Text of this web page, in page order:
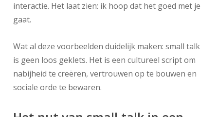
interactie. Het laat zien: ik hoop dat het goed met je
gaat.
Wat al deze voorbeelden duidelijk maken: small talk
is geen loos geklets. Het is een cultureel script om
nabijheid te creëren, vertrouwen op te bouwen en
sociale orde te bewaren.